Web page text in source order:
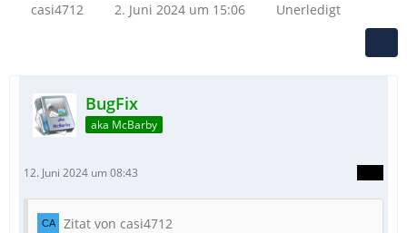
casi4712 2. Juni 2024 um 15:06 Unerledigt
BugFix
aka McBarby
12. Juni 2024 um 08:43
Zitat von casi4712